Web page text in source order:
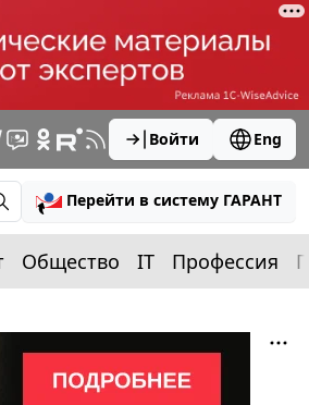
Войти Eng
Перейти в систему ГАРАНТ
Общество IT Профессия